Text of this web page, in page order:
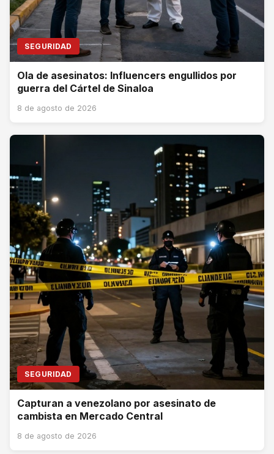
SEGURIDAD
Ola de asesinatos: Influencers engullidos por
guerra del Cártel de Sinaloa
8 de agosto de 2026
SEGURIDAD
Capturan a venezolano por asesinato de
cambista en Mercado Central
8 de agosto de 2026